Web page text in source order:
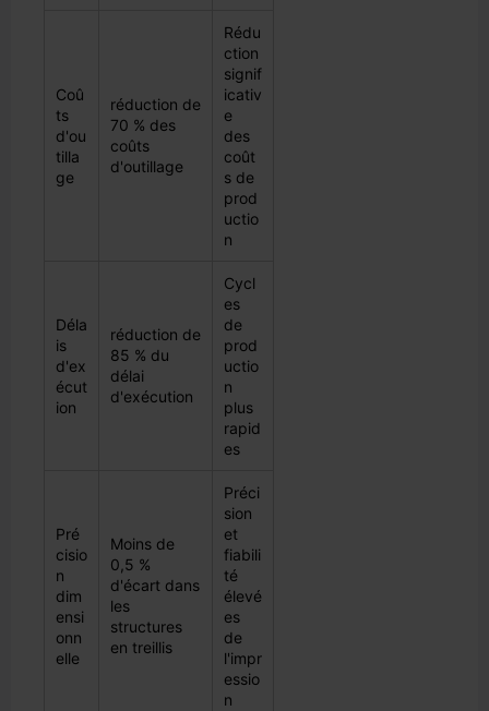
Coû
ts
d'ou
tilla
ge
réduction de
70 % des
coûts
d'outillage
Rédu
ction
signif
icativ
e
des
coût
s de
prod
uctio
n
Déla
is
d'ex
écut
ion
réduction de
85 % du
délai
d'exécution
Cycl
es
de
prod
uctio
n
plus
rapid
es
Pré
cisio
n
dim
ensi
onn
elle
Moins de
0,5 %
d'écart dans
les
structures
en treillis
Préci
sion
et
fiabili
té
élevé
es
de
l'impr
essio
n